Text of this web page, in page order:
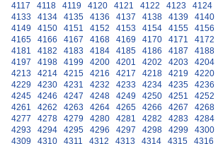
4117
4118 4119 4120 4121 4122 4123 4124
4133
4134 4135 4136 4137 4138 4139 4140
4149
4150 4151 4152 4153 4154 4155 4156
4165
4166 4167 4168 4169 4170 4171 4172
4181
4182 4183 4184 4185 4186 4187 4188
4197
4198 4199 4200 4201 4202 4203 4204
4213
4214 4215 4216 4217 4218 4219 4220
4229
4230 4231 4232 4233 4234 4235 4236
4245
4246 4247 4248 4249 4250 4251 4252
4261
4262 4263 4264 4265 4266 4267 4268
4277
4278 4279 4280 4281 4282 4283 4284
4293
4294 4295 4296 4297 4298 4299 4300
4309
4310 4311 4312 4313 4314 4315 4316